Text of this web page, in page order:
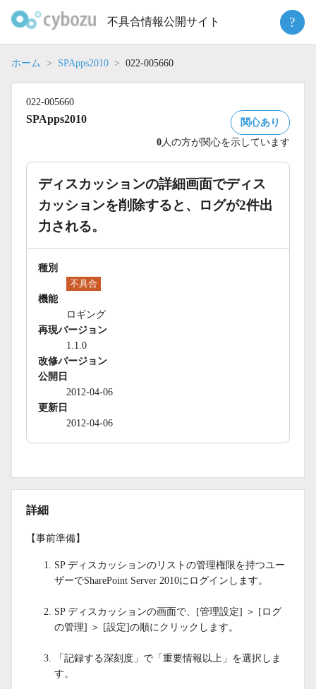
不具合情報公開サイト ?
ホーム SPApps2010 022-005660
022-005660
SPApps2010
関心あり
0 人の方が関心を示しています
ディスカッションの詳細画面でディス
カッションを削除すると、ログが2件出
力される。
種別
不具合
機能
ロギング
再現バージョン
1.1.0
改修バージョン
公開日
2012-04-06
更新日
2012-04-06
詳細
【事前準備】
SP ディスカッションのリストの管理権限を持つユー
ザーでSharePoint Server 2010にログインします。
SP ディスカッションの画面で、[管理設定] ＞ [ログ
の管理] ＞ [設定]の順にクリックします。
「記録する深刻度」で「重要情報以上」を選択しま
す。